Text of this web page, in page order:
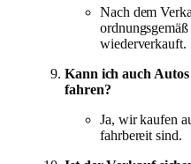
Nach dem
wiederverkauft.
Kann ich auch
fahren?
Ja, wir kaufen
fahrbereit sind.